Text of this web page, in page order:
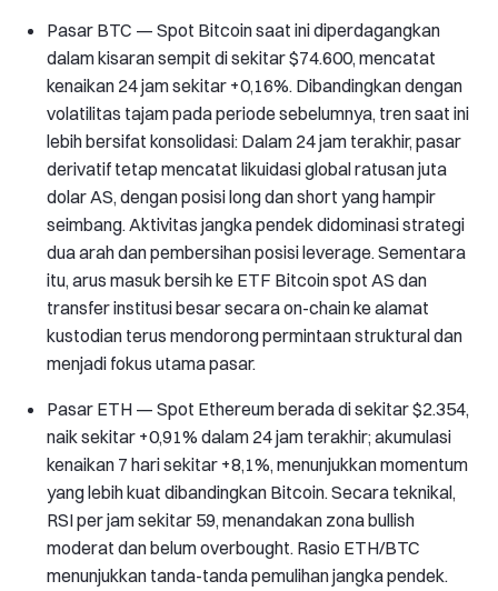
Pasar BTC — Spot Bitcoin saat ini diperdagangkan
dalam kisaran sempit di sekitar $74.600, mencatat
kenaikan 24 jam sekitar +0,16%. Dibandingkan dengan
volatilitas tajam pada periode sebelumnya, tren saat ini
lebih bersifat konsolidasi: Dalam 24 jam terakhir, pasar
derivatif tetap mencatat likuidasi global ratusan juta
dolar AS, dengan posisi long dan short yang hampir
seimbang. Aktivitas jangka pendek didominasi strategi
dua arah dan pembersihan posisi leverage. Sementara
itu, arus masuk bersih ke ETF Bitcoin spot AS dan
transfer institusi besar secara on-chain ke alamat
kustodian terus mendorong permintaan struktural dan
menjadi fokus utama pasar.
Pasar ETH — Spot Ethereum berada di sekitar $2.354,
naik sekitar +0,91% dalam 24 jam terakhir; akumulasi
kenaikan 7 hari sekitar +8,1%, menunjukkan momentum
yang lebih kuat dibandingkan Bitcoin. Secara teknikal,
RSI per jam sekitar 59, menandakan zona bullish
moderat dan belum overbought. Rasio ETH/BTC
menunjukkan tanda-tanda pemulihan jangka pendek.